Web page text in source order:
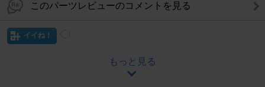
このパーツレビューのコメントを見る
イイね！
もっと見る